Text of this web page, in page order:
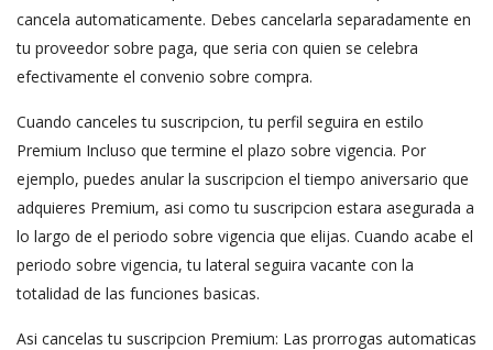
cancela automaticamente. Debes cancelarla separadamente en
tu proveedor sobre paga, que seri­a con quien se celebra
efectivamente el convenio sobre compra.
Cuando canceles tu suscripcion, tu perfil seguira en estilo
Premium Incluso que termine el plazo sobre vigencia. Por
ejemplo, puedes anular la suscripcion el tiempo aniversario que
adquieres Premium, asi­ como tu suscripcion estara asegurada a
lo largo de el periodo sobre vigencia que elijas. Cuando acabe el
periodo sobre vigencia, tu lateral seguira vacante con la
totalidad de las funciones basicas.
Asi cancelas tu suscripcion Premium: Las prorrogas automaticas